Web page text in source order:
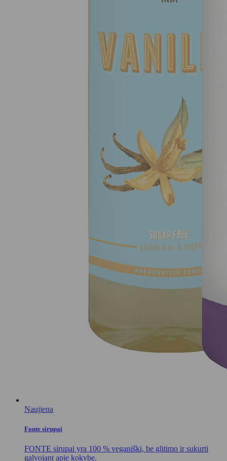
Naujiena
Fonte sirupai
FONTE sirupai yra 100 % veganiški, be glitimo ir sukurti
galvojant apie kokybę.